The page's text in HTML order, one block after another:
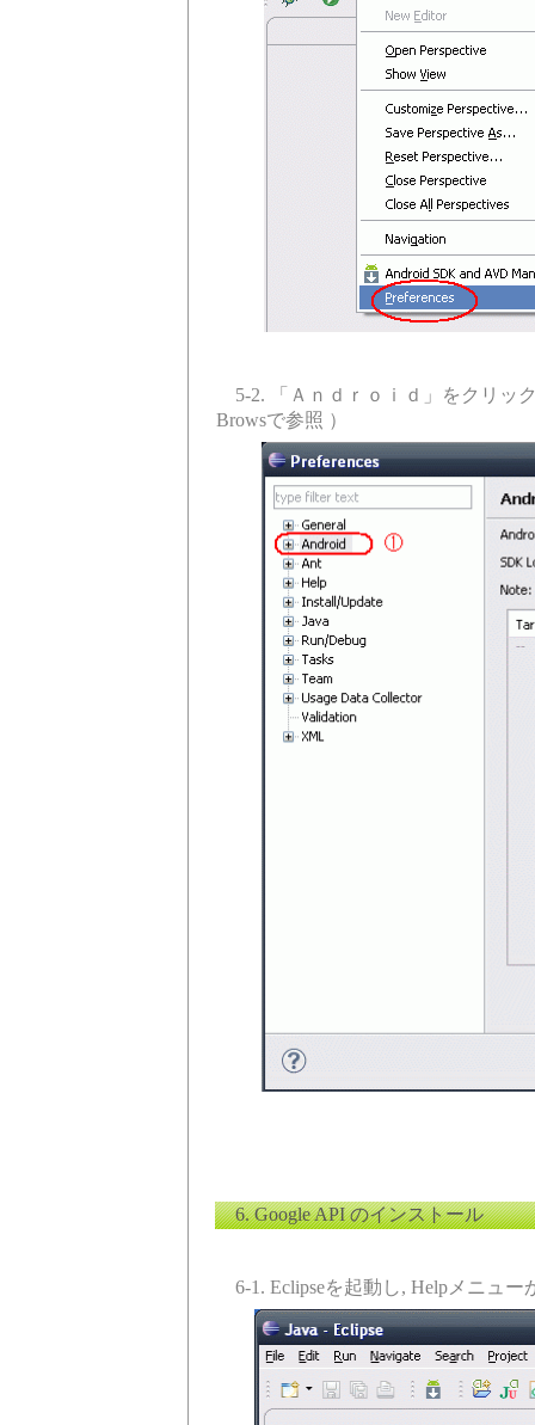
5-2. 「Ａｎｄｒｏｉｄ」をクリッ
Browsで参照 ）
6. Google API のインストール
6-1. Eclipseを起動し, Helpメニュー